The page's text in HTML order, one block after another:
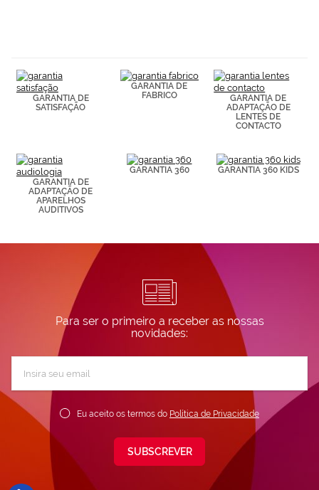
de páginas
visitadas).
Puedes
consultar más
Cookies.
GARANTIA DE
SATISFAÇÃO
GARANTIA DE
FABRICO
GARANTIA DE
ADAPTAÇÃO DE
LENTES DE
CONTACTO
GARANTIA DE
ADAPTAÇÃO DE
APARELHOS
AUDITIVOS
GARANTIA 360 GARANTIA 360 KIDS
Para ser o primeiro a receber as nossas
novidades:
Newsletter:
Eu aceito os termos do Política de Privacidade
SUBSCREVER